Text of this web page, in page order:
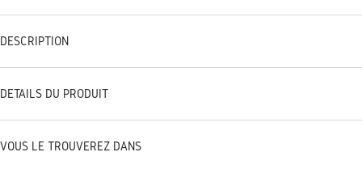
DESCRIPTION
DÉTAILS DU PRODUIT
VOUS LE TROUVEREZ DANS